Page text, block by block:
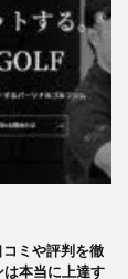
ミや評判を徹
本当に上達す